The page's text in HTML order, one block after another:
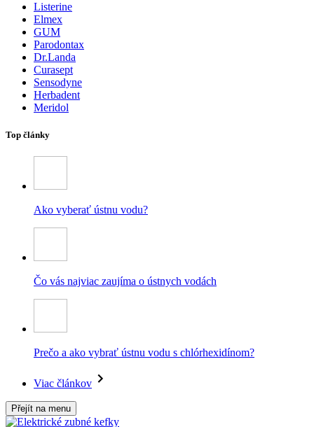
Listerine
Elmex
GUM
Parodontax
Dr.Landa
Curasept
Sensodyne
Herbadent
Meridol
Top články
Ako vyberať ústnu vodu?
Čo vás najviac zaujíma o ústnych vodách
Prečo a ako vybrať ústnu vodu s chlórhexidínom?
Viac článkov
Přejít na menu